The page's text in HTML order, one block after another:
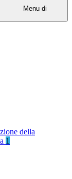
Menu di
della
1